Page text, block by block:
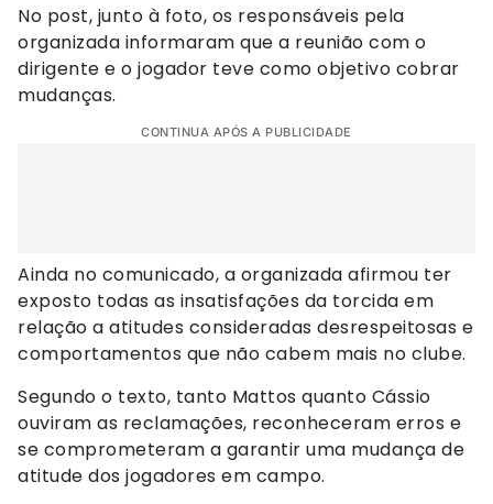
No post, junto à foto, os responsáveis pela
organizada informaram que a reunião com o
dirigente e o jogador teve como objetivo cobrar
mudanças.
CONTINUA APÓS A PUBLICIDADE
Ainda no comunicado, a organizada afirmou ter
exposto todas as insatisfações da torcida em
relação a atitudes consideradas desrespeitosas e
comportamentos que não cabem mais no clube.
Segundo o texto, tanto Mattos quanto Cássio
ouviram as reclamações, reconheceram erros e
se comprometeram a garantir uma mudança de
atitude dos jogadores em campo.